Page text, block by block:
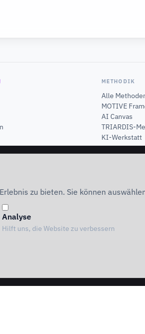
METHODIK
Alle
MOTIVE
AI Canvas
TRIARDIS-
KI-Werkstatt
Use Case
zu bieten. Sie können
Analyse
Hilft uns, die Website zu verbessern